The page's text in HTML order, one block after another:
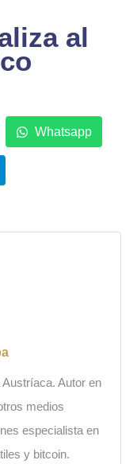
al
Whatsapp
Autor en
medios
especialista en
y bitcoin.